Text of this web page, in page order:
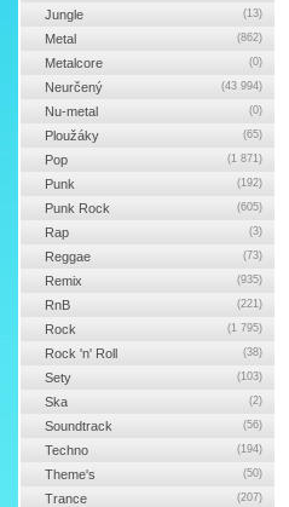
Jungle (13)
Metal (862)
Metalcore (0)
Neurčený (43 994)
Nu-metal (0)
Ploužáky (65)
Pop (1 871)
Punk (192)
Punk Rock (605)
Rap (3)
Reggae (73)
Remix (935)
RnB (221)
Rock (1 795)
Rock 'n' Roll (38)
Sety (103)
Ska (2)
Soundtrack (56)
Techno (194)
Theme's (50)
Trance (207)